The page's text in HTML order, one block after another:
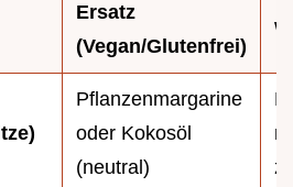
Ersatz
(Vegan/Glutenfrei)
Pflanzenmargarine
oder Kokosöl
(neutral)